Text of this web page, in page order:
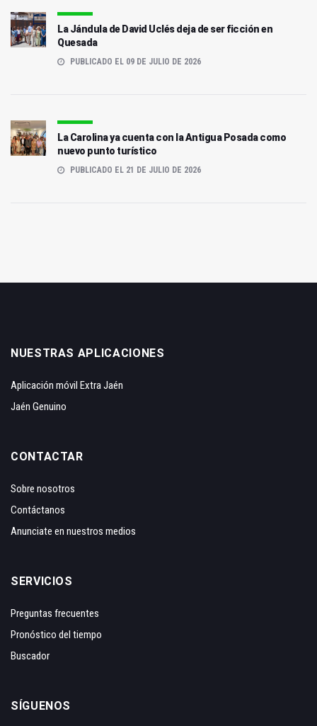
La Jándula de David Uclés deja de ser ficción en
Quesada
PUBLICADO EL 09 DE JULIO DE 2026
La Carolina ya cuenta con la Antigua Posada como
nuevo punto turístico
PUBLICADO EL 21 DE JULIO DE 2026
NUESTRAS APLICACIONES
Aplicación móvil Extra Jaén
Jaén Genuino
CONTACTAR
Sobre nosotros
Contáctanos
Anunciate en nuestros medios
SERVICIOS
Preguntas frecuentes
Pronóstico del tiempo
Buscador
SÍGUENOS